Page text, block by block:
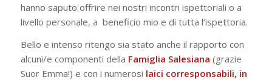
hanno saputo offrire nei nostri incontri ispettoriali o a
livello personale, a beneficio mio e di tutta l’ispettoria.
Bello e intenso ritengo sia stato anche il rapporto con
alcuni/e componenti della Famiglia Salesiana (grazie
Suor Emma!) e con i numerosi laici corresponsabili, in